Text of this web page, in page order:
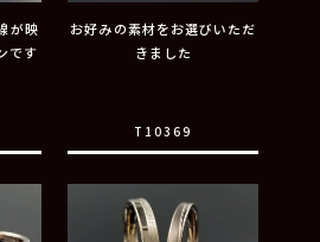
が映
です
お好みの素材をお選びいただ
きました
T10369